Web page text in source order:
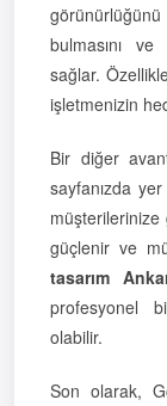
bulmasını
sağlar.
işletmenizin
Bir diğer
sayfanızda
müşterilerinize
güçlenir ve
tasarım
profesyonel
olabilir.
Son olarak,